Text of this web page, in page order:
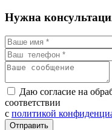
Нужна
Даю согласие на
соответствии
с политикой